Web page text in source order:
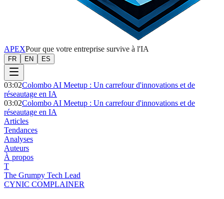
APEXPour que votre entreprise survive à l'IA
FR EN ES
03:02Colombo AI Meetup : Un carrefour d'innovations et de
réseautage en IA
03:02Colombo AI Meetup : Un carrefour d'innovations et de
réseautage en IA
Articles
Tendances
Analyses
Auteurs
À propos
T
The Grumpy Tech Lead
CYNIC COMPLAINER